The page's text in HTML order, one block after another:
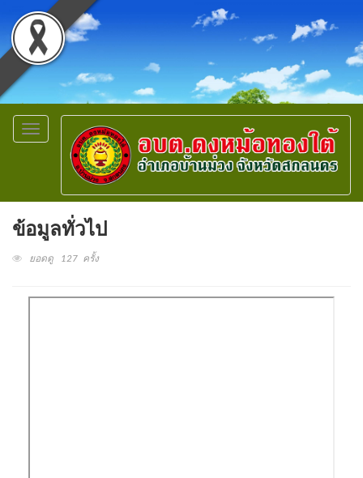
Toggle
navigation
ข้อมูลทั่วไป
ยอดดู 127 ครั้ง